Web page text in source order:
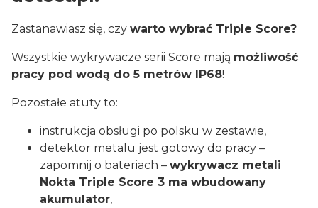
Zastanawiasz się, czy warto wybrać Triple Score?
Wszystkie wykrywacze serii Score mają możliwość
pracy pod wodą do 5 metrów IP68!
Pozostałe atuty to:
instrukcja obsługi po polsku w zestawie,
detektor metalu jest gotowy do pracy –
zapomnij o bateriach – wykrywacz metali
Nokta Triple Score 3 ma wbudowany
akumulator,